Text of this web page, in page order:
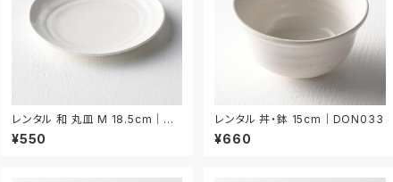
レンタル 和 丸皿 M 18.5cm｜W
MM045
¥550
レンタル 丼・鉢 15cm｜DON033
¥660